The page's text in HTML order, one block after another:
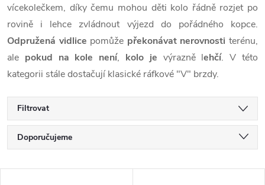
vícekolečkem, díky čemu mohou děti kolo řádně rozjet po
rovině i lehce zvládnout výjezd do pořádného kopce.
Odpružená vidlice pomůže překonávat nerovnosti terénu,
ale pokud na kole není, kolo je výrazně lehčí. V této
kategorii stále dostačují klasické ráfkové "V" brzdy.
Filtrovat
Ř
a
Doporučujeme